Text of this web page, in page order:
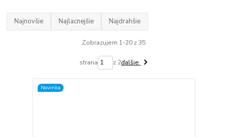
Najnovšie Najlacnejšie Najdrahšie
Zobrazujem 1-20 z 35
strana z 2ďalšie
Novinka